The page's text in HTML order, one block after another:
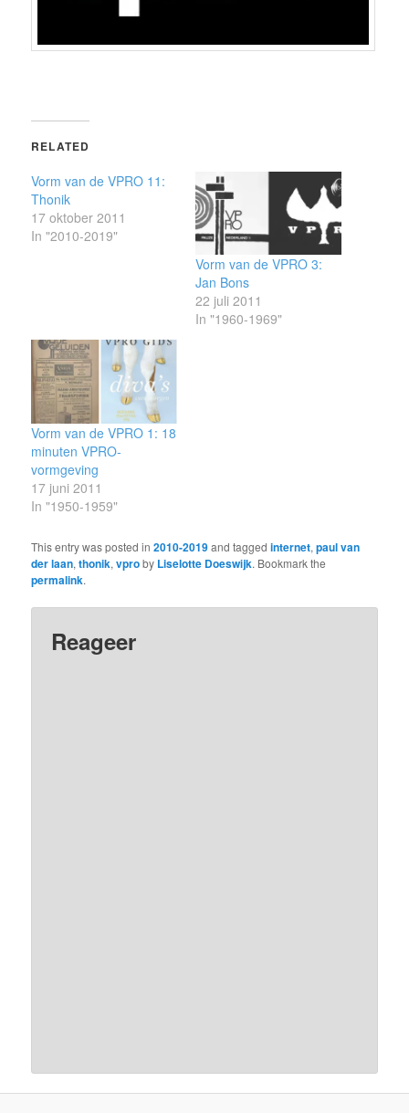
RELATED
Vorm van de VPRO 11:
Thonik
17 oktober 2011
In "2010-2019"
Vorm van de VPRO 3:
Jan Bons
22 juli 2011
In "1960-1969"
Vorm van de VPRO 1: 18
minuten VPRO-
vormgeving
17 juni 2011
In "1950-1959"
This entry was posted in2010-2019and taggedinternet,paul van
der laan,thonik,vproby Liselotte Doeswijk. Bookmark the
permalink.
Reageer